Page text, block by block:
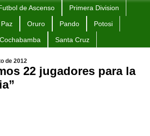
de Ascenso Primera Division
Oruro Pando Potosi
Cochabamba Santa Cruz
de 2012
22 jugadores para la